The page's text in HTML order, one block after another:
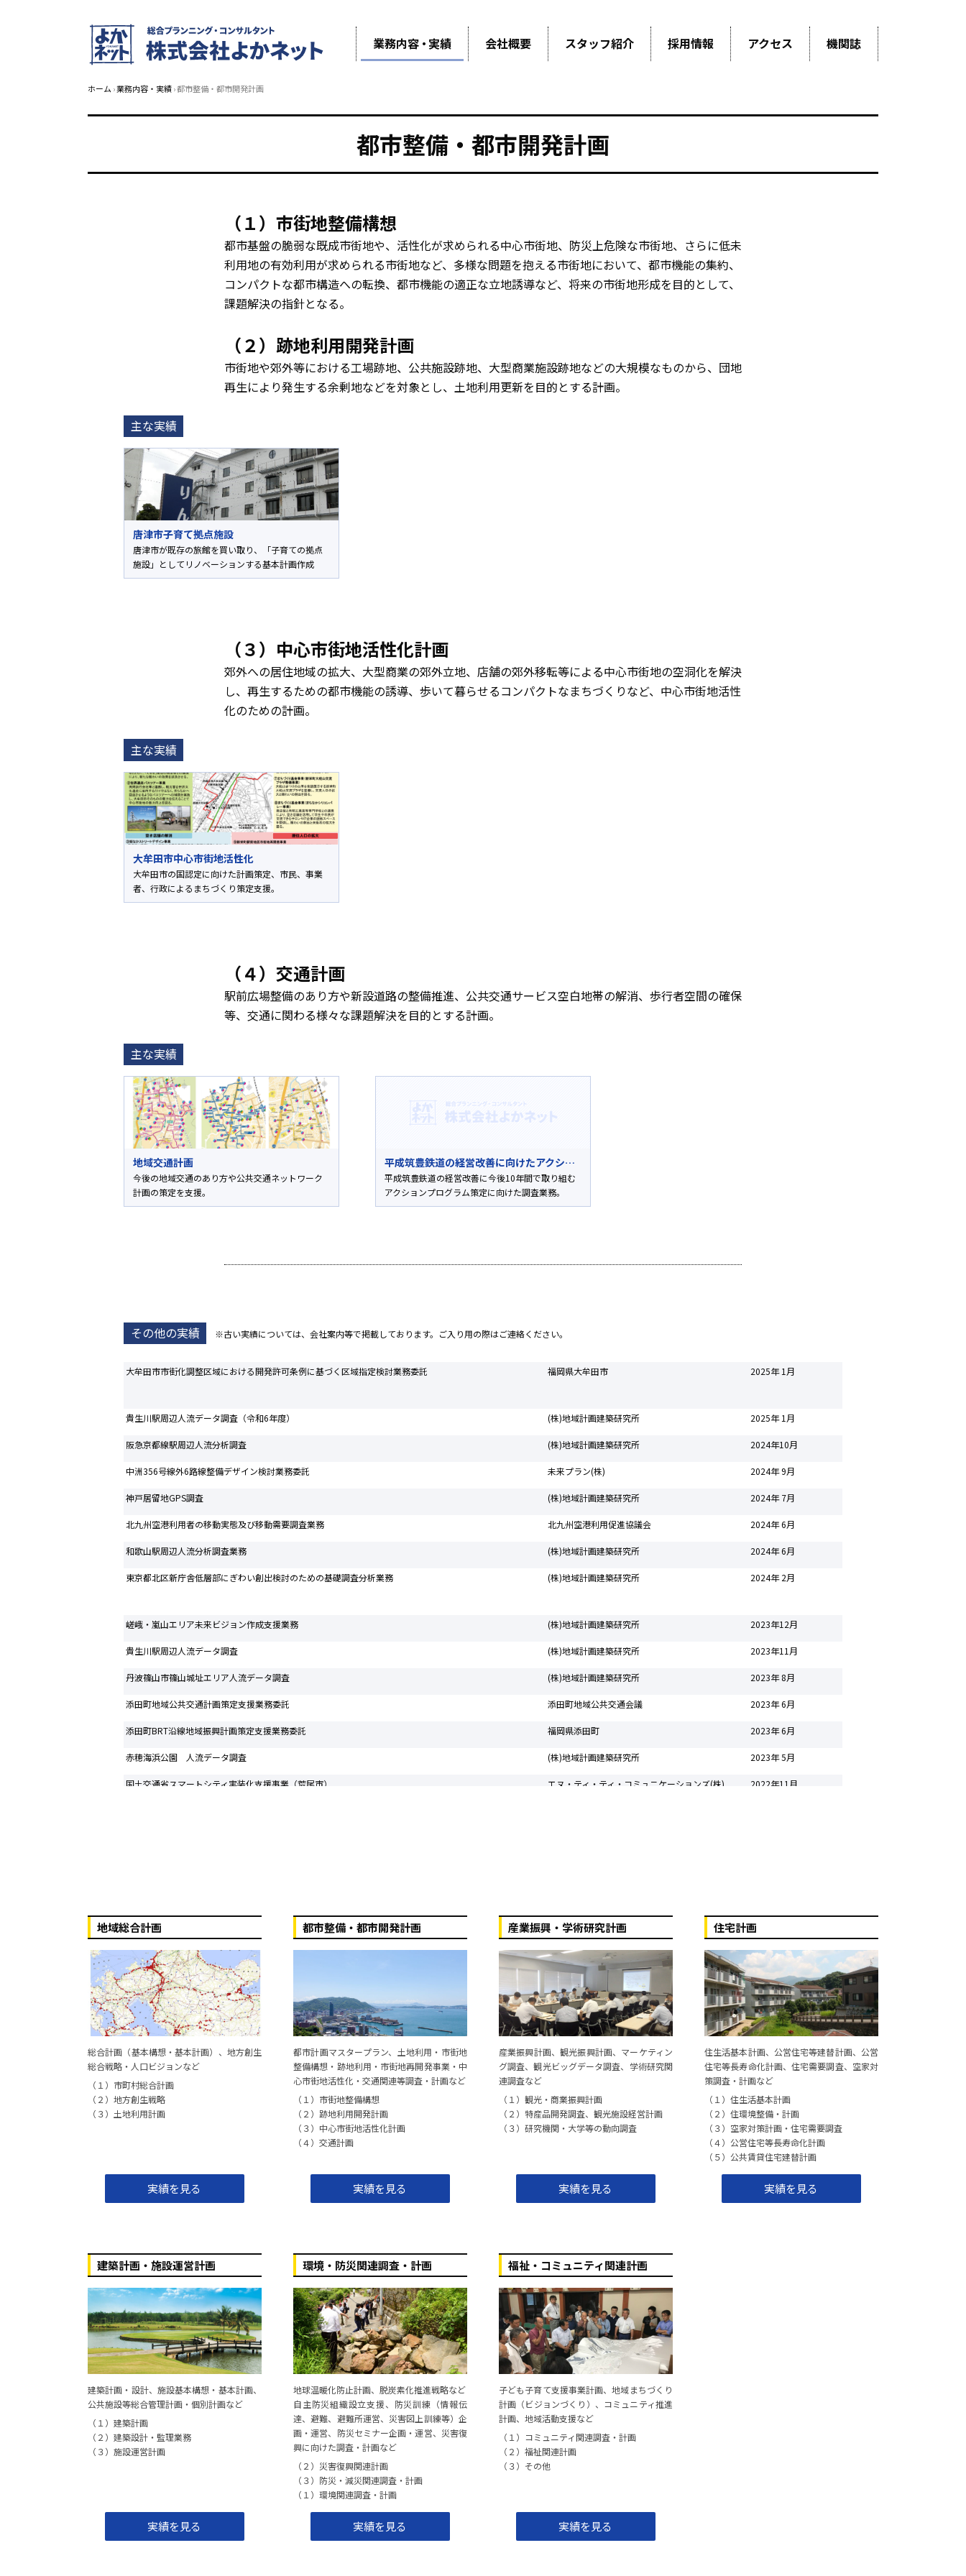
機関誌
アクセス
採用情報
スタッフ紹介
会社概要
業務内容・実績
ホーム ›業務内容・実績› 都市整備・都市開発計画
都市整備・都市開発計画
（１）市街地整備構想
都市基盤の脆弱な既成市街地や、活性化が求められる中心市街地、防災上危険な市街地、さらに低未
利用地の有効利用が求められる市街地など、多様な問題を抱える市街地において、都市機能の集約、
コンパクトな都市構造への転換、都市機能の適正な立地誘導など、将来の市街地形成を目的として、
課題解決の指針となる。
（２）跡地利用開発計画
市街地や郊外等における工場跡地、公共施設跡地、大型商業施設跡地などの大規模なものから、団地
再生により発生する余剰地などを対象とし、土地利用更新を目的とする計画。
主な実績
唐津市子育て拠点施設
唐津市が既存の旅館を買い取り、「子育ての拠点
施設」としてリノベーションする基本計画作成
（３）中心市街地活性化計画
郊外への居住地域の拡大、大型商業の郊外立地、店舗の郊外移転等による中心市街地の空洞化を解決
し、再生するための都市機能の誘導、歩いて暮らせるコンパクトなまちづくりなど、中心市街地活性
化のための計画。
主な実績
大牟田市中心市街地活性化
大牟田市の国認定に向けた計画策定、市民、事業
者、行政によるまちづくり策定支援。
（４）交通計画
駅前広場整備のあり方や新設道路の整備推進、公共交通サービス空白地帯の解消、歩行者空間の確保
等、交通に関わる様々な課題解決を目的とする計画。
主な実績
地域交通計画
今後の地域交通のあり方や公共交通ネットワーク
計画の策定を支援。
平成筑豊鉄道の経営改善に向けたアクションプログラム策定
平成筑豊鉄道の経営改善に今後10年間で取り組む
アクションプログラム策定に向けた調査業務。
その他の実績 ※古い実績については、会社案内等で掲載しております。ご入り用の際はご連絡ください。
大牟田市市街化調整区域における開発許可条例に基づく区域指定検討業務委託 福岡県大牟田市 2025年 1月
貴生川駅周辺人流データ調査（令和6年度） (株)地域計画建築研究所 2025年 1月
阪急京都線駅周辺人流分析調査 (株)地域計画建築研究所 2024年10月
中洲356号線外6路線整備デザイン検討業務委託 未来プラン(株) 2024年 9月
神戸居留地GPS調査 (株)地域計画建築研究所 2024年 7月
北九州空港利用者の移動実態及び移動需要調査業務 北九州空港利用促進協議会 2024年 6月
和歌山駅周辺人流分析調査業務 (株)地域計画建築研究所 2024年 6月
東京都北区新庁舎低層部にぎわい創出検討のための基礎調査分析業務 (株)地域計画建築研究所 2024年 2月
嵯峨・嵐山エリア未来ビジョン作成支援業務 (株)地域計画建築研究所 2023年12月
貴生川駅周辺人流データ調査 (株)地域計画建築研究所 2023年11月
丹波篠山市篠山城址エリア人流データ調査 (株)地域計画建築研究所 2023年 8月
添田町地域公共交通計画策定支援業務委託 添田町地域公共交通会議 2023年 6月
添田町BRT沿線地域振興計画策定支援業務委託 福岡県添田町 2023年 6月
赤穂海浜公園 人流データ調査 (株)地域計画建築研究所 2023年 5月
国土交通省スマートシティ実装化支援事業（荒尾市） エヌ・ティ・ティ・コミュニケーションズ(株) 2022年11月
小郡市インター周辺まちづくり構想（案）作成業務委託 福岡県小郡市 2022年 7月
「求菩提の農村景観」整備活用計画策定業務委託 福岡県豊前市 2021年12月
交通関係実証事業調査等業務委託 (公財)九州大学学術研究都市推進機構 2021年12月
令和３年度添田町津野地域小さな拠点形成に向けた支援業務委託 福岡県添田町 2021年11月
令和３年度奈良AIタウン検討業務 2021年 9月
「都市拠点のにぎわいづくり」木山計画検討業務（その１） (株)未来創成ましき 2021年 9月
(株)地域計画建築研究所 2021年 8月
2021年 8月
嘉穂庁舎跡地等利活用イメージ作成業務委託 福岡県嘉麻市
スマートエリア形成を推進する新たな事業体の設立に向けた調査業務 (株)地域計画建築研究所
ＪＲ瀬高駅周辺活性化計画策定業務 福岡県みやま市
低未利用空間の有効活用による都市機能強化事業立案支援業務委託 (公財)九州大学学術研究都市推進機構
長崎市浜町地区まちづくり支援業務
町川原１区区域指定チラシ作成業務委託 福岡県古賀市
「地域まちなか活性化・魅力創出支援事業」に関する調査業務委託
飯塚市新体育館等建設工事設計業務における市民公園整備事業評価資料作成業務 (株)梓設計
地域総合計画
総合計画（基本構想・基本計画）、地方創生
総合戦略・人口ビジョンなど
（１）市町村総合計画
（２）地方創生戦略
（３）土地利用計画
実績を見る
都市整備・都市開発計画
都市計画マスタープラン、土地利用・市街地
整備構想・跡地利用・市街地再開発事業・中
心市街地活性化・交通関連等調査・計画など
（１）市街地整備構想
（２）跡地利用開発計画
（３）中心市街地活性化計画
（４）交通計画
実績を見る
産業振興・学術研究計画
産業振興計画、観光振興計画、マーケティン
グ調査、観光ビッグデータ調査、学術研究関
連調査など
（１）観光・商業振興計画
（２）特産品開発調査、観光施設経営計画
（３）研究機関・大学等の動向調査
実績を見る
住宅計画
住生活基本計画、公営住宅等建替計画、公営
住宅等長寿命化計画、住宅需要調査、空家対
策調査・計画など
（１）住生活基本計画
（２）住環境整備・計画
（３）空家対策計画・住宅需要調査
（４）公営住宅等長寿命化計画
（５）公共賃貸住宅建替計画
実績を見る
建築計画・施設運営計画
建築計画・設計、施設基本構想・基本計画、
公共施設等総合管理計画・個別計画など
（１）建築計画
（２）建築設計・監理業務
（３）施設運営計画
実績を見る
環境・防災関連調査・計画
地球温暖化防止計画、脱炭素化推進戦略など
自主防災組織設立支援、防災訓練（情報伝
達、避難、避難所運営、災害図上訓練等）企
画・運営、防災セミナー企画・運営、災害復
興に向けた調査・計画など
（２）災害復興関連計画
（３）防災・減災関連調査・計画
（１）環境関連調査・計画
実績を見る
福祉・コミュニティ関連計画
子ども子育て支援事業計画、地域まちづくり
計画（ビジョンづくり）、コミュニティ推進
計画、地域活動支援など
（１）コミュニティ関連調査・計画
（２）福祉関連計画
（３）その他
実績を見る